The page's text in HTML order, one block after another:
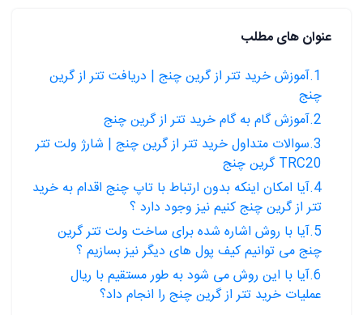
عنوان های مطلب
1.آموزش خرید تتر از گرین چنج | دریافت تتر از گرین
چنج
2.آموزش گام به گام خرید تتر از گرین چنج
3.سوالات متداول خرید تتر از گرین چنج | شارژ ولت تتر
TRC20 گرین چنج
4.آیا امکان اینکه بدون ارتباط با تاپ چنج اقدام به خرید
تتر از گرین چنج کنیم نیز وجود دارد ؟
5.آیا با روش اشاره شده برای ساخت ولت تتر گرین
چنج می توانیم کیف پول های دیگر نیز بسازیم ؟
6.آیا با این روش می شود به طور مستقیم با ریال
عملیات خرید تتر از گرین چنج را انجام داد؟